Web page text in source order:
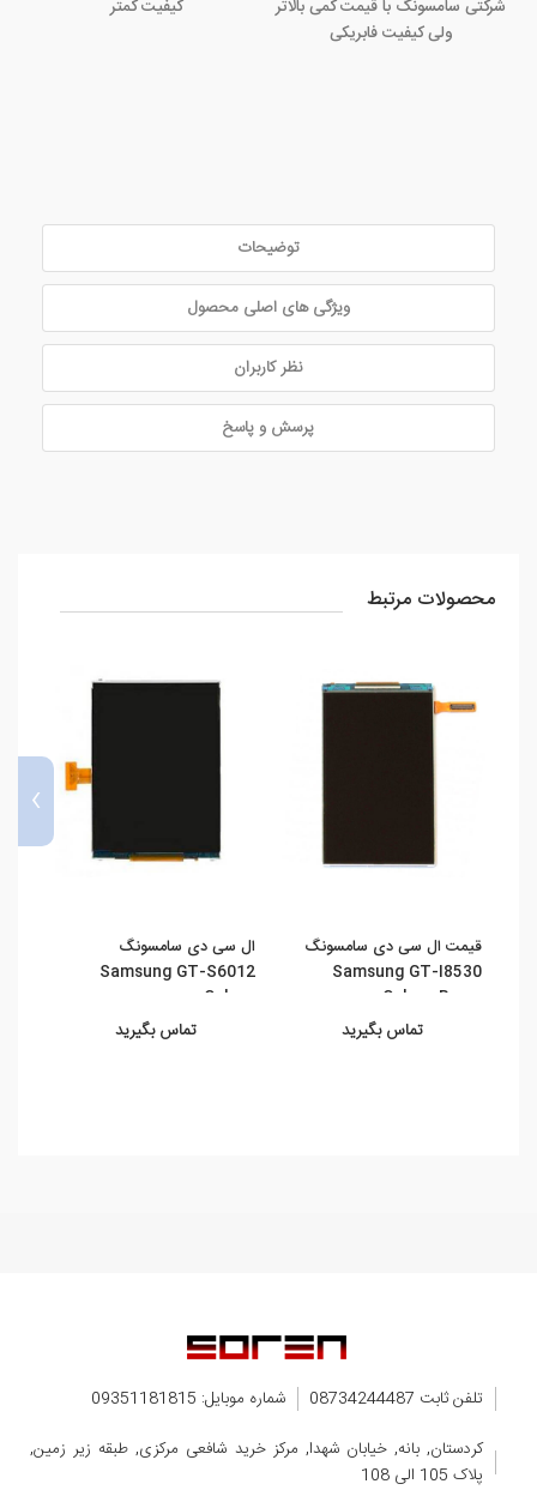
شرکتی سامسونگ با قیمت کمی بالاتر
ولی کیفیت فابریکی
کیفیت کمتر
توضیحات
ویژگی های اصلی محصول
نظر کاربران
پرسش و پاسخ
محصولات مرتبط
قیمت ال سی دی سامسونگ
Samsung GT-I8530
Galaxy Beam
تماس بگیرید
ال سی دی سامسونگ
Samsung GT-S6012
Galaxy ...
تماس بگیرید
›
تلفن ثابت 08734244487
شماره موبایل: 09351181815
کردستان, بانه, خیابان شهدا, مرکز خرید شافعی مرکزی, طبقه زیر زمین,
پلاک 105 الی 108